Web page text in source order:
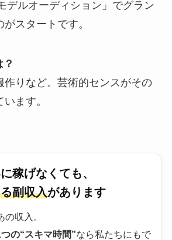
デルオーディション」でグラン
スタートです。
作りなど。芸術的センスがその
ます。
稼げなくても、
副収入があります
の収入。
の“スキマ時間”なら私たちにもで